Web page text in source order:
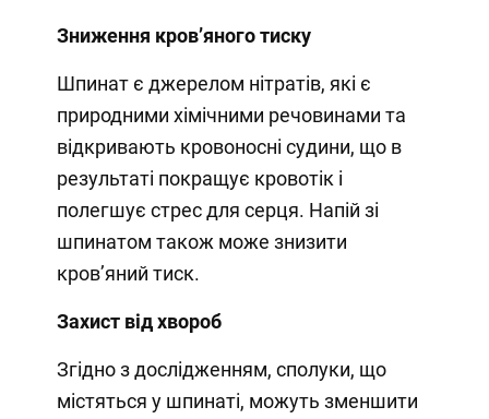
Зниження кровʼяного тиску
Шпинат є джерелом нітратів, які є
природними хімічними речовинами та
відкривають кровоносні судини, що в
результаті покращує кровотік і
полегшує стрес для серця. Напій зі
шпинатом також може знизити
кровʼяний тиск.
Захист від хвороб
Згідно з дослідженням, сполуки, що
містяться у шпинаті, можуть зменшити